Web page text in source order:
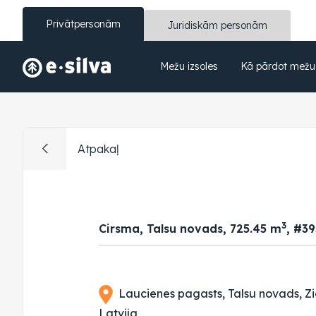
Privātpersonām Juridiskām personām
Mežu izsoles Kā pārdot mežu
Atpakaļ
Cirsma, Talsu novads, 725.45 m3,
Laucienes pagasts, Talsu novads,
Latvija